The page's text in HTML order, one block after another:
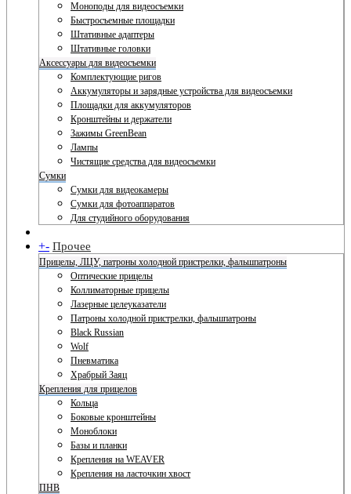
Моноподы для видеосъемки
Быстросъемные площадки
Штативные адаптеры
Штативные головки
Аксессуары для видеосъемки
Комплектующие ригов
Аккумуляторы и зарядные устройства для видеосъемки
Площадки для аккумуляторов
Кронштейны и держатели
Зажимы GreenBean
Лампы
Чистящие средства для видеосъемки
Сумки
Сумки для видеокамеры
Сумки для фотоаппаратов
Для студийного оборудования
+- Прочее
Прицелы, ЛЦУ, патроны холодной пристрелки, фальшпатроны
Оптические прицелы
Коллиматорные прицелы
Лазерные целеуказатели
Патроны холодной пристрелки, фальшпатроны
Black Russian
Wolf
Пневматика
Храбрый Заяц
Крепления для прицелов
Кольца
Боковые кронштейны
Моноблоки
Базы и планки
Крепления на WEAVER
Крепления на ласточкин хвост
ПНВ